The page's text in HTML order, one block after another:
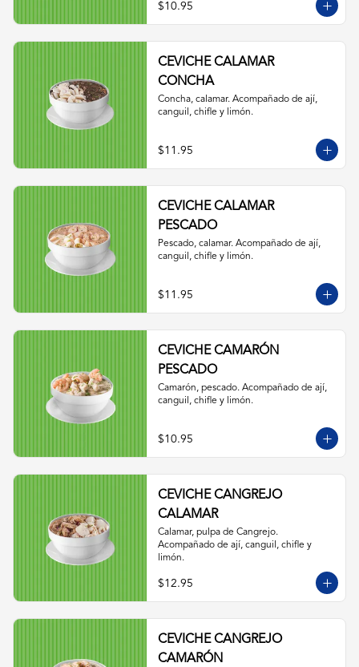
$10.95
CEVICHE CALAMAR
CONCHA
Concha, calamar. Acompañado de ají,
canguil, chifle y limón.
$11.95
CEVICHE CALAMAR
PESCADO
Pescado, calamar. Acompañado de ají,
canguil, chifle y limón.
$11.95
CEVICHE CAMARÓN
PESCADO
Camarón, pescado. Acompañado de ají,
canguil, chifle y limón.
$10.95
CEVICHE CANGREJO
CALAMAR
Calamar, pulpa de Cangrejo.
Acompañado de ají, canguil, chifle y
limón.
$12.95
CEVICHE CANGREJO
CAMARÓN